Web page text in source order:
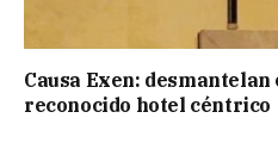
Causa Exen:
reconocido hotel céntrico